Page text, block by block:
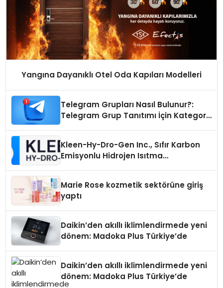
Yangına Dayanıklı Otel Oda Kapıları Modelleri
Telegram Grupları Nasıl Bulunur?:
Telegram Grup Tanıtımı İçin Kategori
Kleen-Hy-Dro-Gen Inc., Sıfır Karbon
Emisyonlu Hidrojen Isıtma
Marie Rose kozmetik sektörüne giriş
yaptı
Daikin’den akıllı iklimlendirmede yeni
dönem: Madoka Plus Türkiye’de
Daikin’den akıllı iklimlendirmede yeni
dönem: Madoka Plus Türkiye’de